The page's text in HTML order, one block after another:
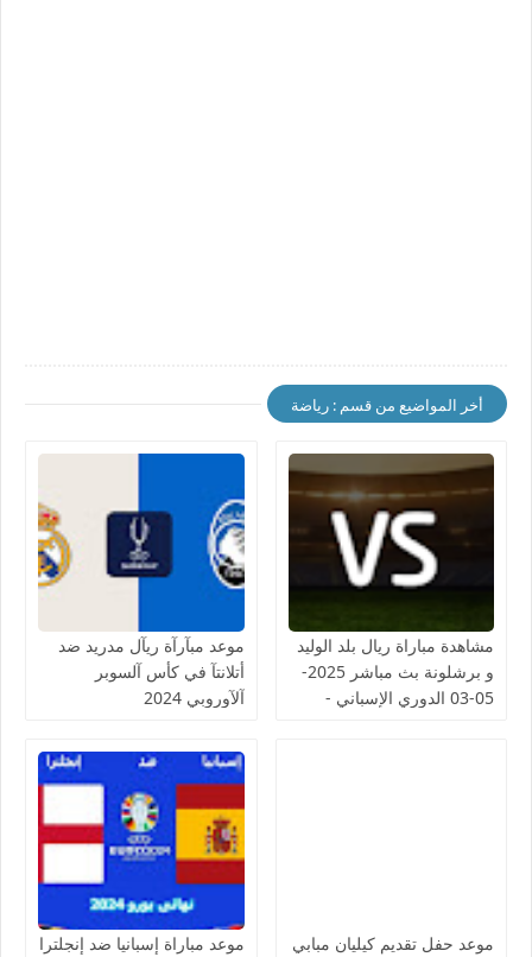
أخر المواضيع من قسم : رياضة
مشاهدة مباراة ريال بلد الوليد
و برشلونة بث مباشر 2025-
05-03 الدوري الإسباني -
موعد مبآرآة ريآل مدريد ضد
أتلانتآ في كأس آلسوبر
آلآوروبي 2024
موعد حفل تقديم كيليان مبابي
موعد مباراة إسبانيا ضد إنجلترا